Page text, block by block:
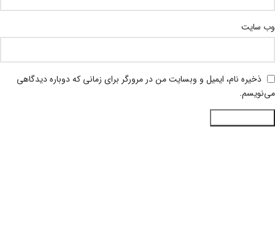
وب‌ سایت
ذخیره نام، ایمیل و وبسایت من در مرورگر برای زمانی که دوباره دیدگاهی
می‌نویسم.